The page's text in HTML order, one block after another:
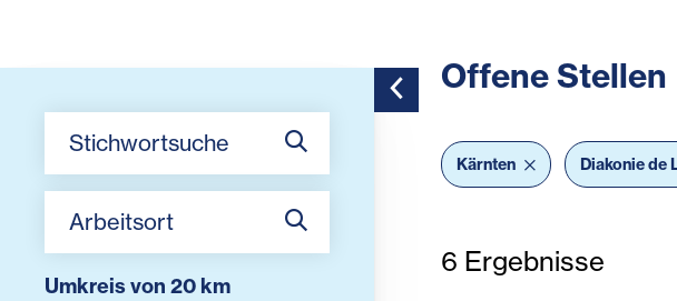
Toggle Sidebar Filter
Umkreis von 20 km
Offene Stellen
Kärnten Diakonie de
6 Ergebnisse